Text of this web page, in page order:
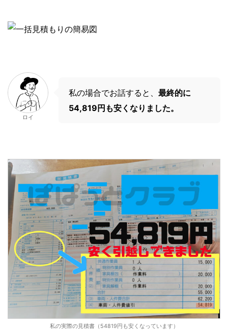
ロイ
私の場合でお話すると、 最終的に
54,819円も安くなりました。
私の実際の見積書（54819円も安くなっています）